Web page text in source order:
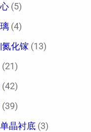
(5)
(4)
化镓 (13)
(21)
(42)
(39)
晶衬底 (3)